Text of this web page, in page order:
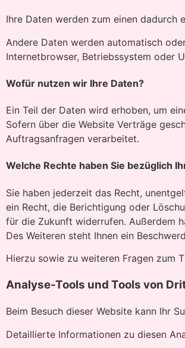
Ihre Daten werden zum einen dadurch
Andere Daten werden automatisch
Internetbrowser, Betriebssystem oder
Wofür nutzen wir Ihre Daten?
Ein Teil der Daten wird erhoben, um
Sofern über die Website Verträge
Auftragsanfragen verarbeitet.
Welche Rechte haben Sie bezüglich
Sie haben jederzeit das Recht,
ein Recht, die Berichtigung oder
für die Zukunft widerrufen. Außerdem
Des Weiteren steht Ihnen ein
Hierzu sowie zu weiteren Fragen zum
Analyse-Tools und Tools von
Beim Besuch dieser Website kann Ihr
Detaillierte Informationen zu diesen